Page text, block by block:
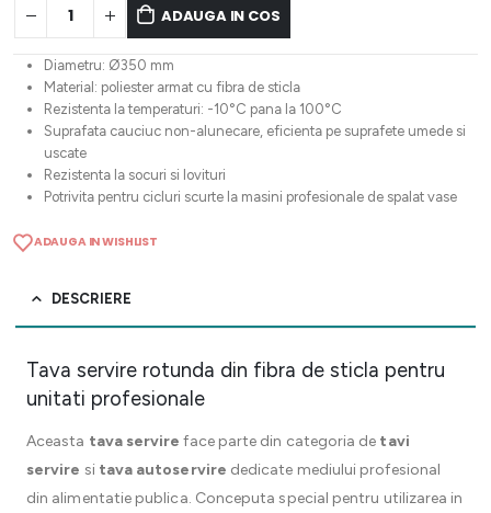
ADAUGA IN COS
Diametru: Ø350 mm
Material: poliester armat cu fibra de sticla
Rezistenta la temperaturi: -10°C pana la 100°C
Suprafata cauciuc non-alunecare, eficienta pe suprafete umede si
uscate
Rezistenta la socuri si lovituri
Potrivita pentru cicluri scurte la masini profesionale de spalat vase
ADAUGA IN WISHLIST
DESCRIERE
Tava servire rotunda din fibra de sticla pentru
unitati profesionale
Aceasta tava servire face parte din categoria de tavi
servire si tava autoservire dedicate mediului profesional
din alimentatie publica. Conceputa special pentru utilizarea in